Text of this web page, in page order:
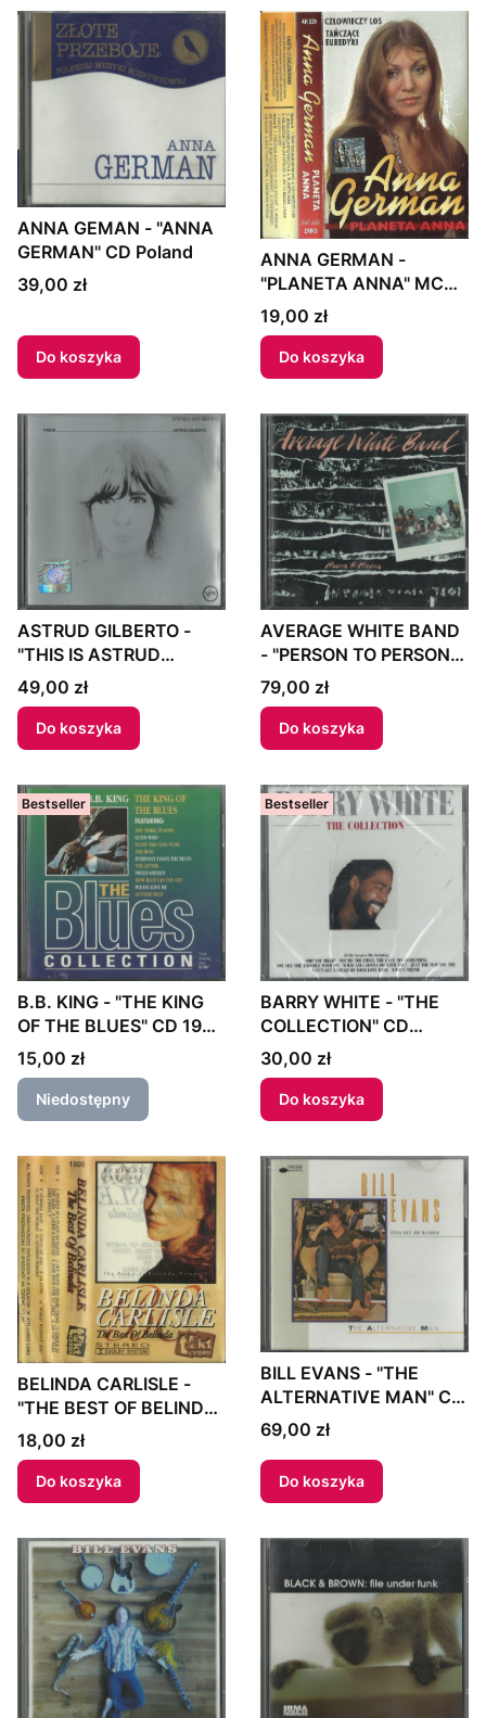
ANNA GEMAN - "ANNA
GERMAN" CD Poland
Cena
39,00 zł
Do koszyka
ANNA GERMAN -
"PLANETA ANNA" MC
Poland
Cena
19,00 zł
Do koszyka
ASTRUD GILBERTO -
"THIS IS ASTRUD
GILBERTO" CD 1985
Europe
Cena
49,00 zł
Do koszyka
AVERAGE WHITE BAND
- "PERSON TO PERSON"
CD 1993 US
Cena
79,00 zł
Do koszyka
Bestseller
B.B. KING - "THE KING
OF THE BLUES" CD 1993
UK
Cena
15,00 zł
Niedostępny
Bestseller
BARRY WHITE - "THE
COLLECTION" CD
Europe
Cena
30,00 zł
Do koszyka
BELINDA CARLISLE -
"THE BEST OF BELINDA"
MC Poland
Cena
18,00 zł
Do koszyka
BILL EVANS - "THE
ALTERNATIVE MAN" CD
1996 Netherlands
Cena
69,00 zł
Do koszyka